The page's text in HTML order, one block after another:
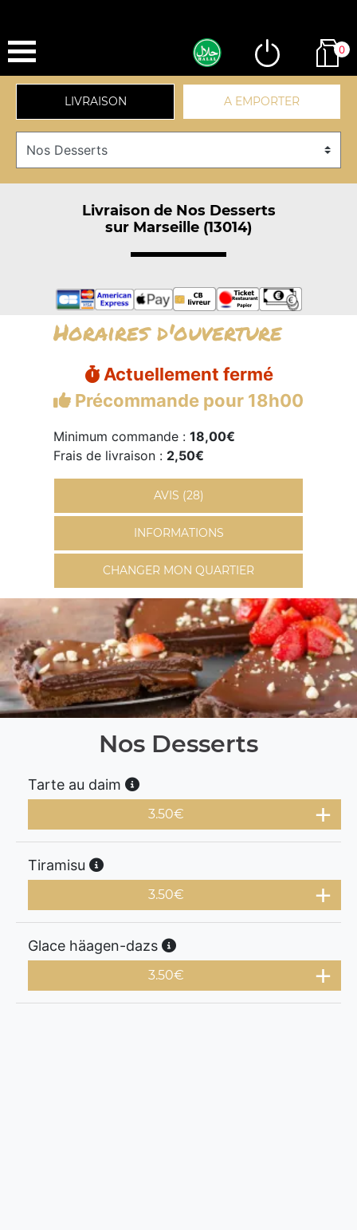
0
LIVRAISON A EMPORTER
Livraison de Nos Desserts
sur Marseille (13014)
Horaires d'ouverture
Actuellement fermé
Précommande pour 18h00
Minimum commande : 18,00€
Frais de livraison : 2,50€
AVIS (28)
INFORMATIONS
CHANGER MON QUARTIER
Nos Desserts
Tarte au daim
3.50€
Tiramisu
3.50€
Glace häagen-dazs
3.50€